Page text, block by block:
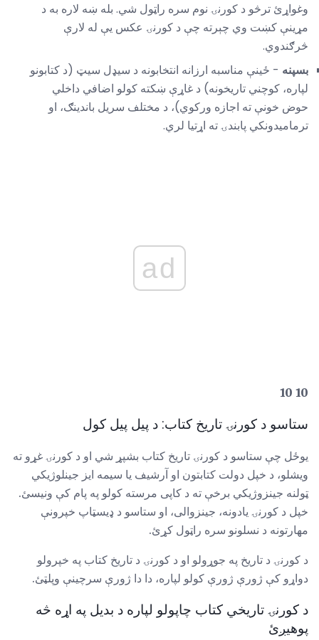
وغواړئ ترڅو د کورنۍ نوم سره راټول شي. بله ښه لاره به د
مړینې کښت وي چېرته چې د کورنۍ عکس یې له لارې
څرګندوي.
بسپنه - ځینې مناسبه ارزانه انتخابونه د سیډل سیټ (د کتابونو
لپاره، کوچني تاریخونه) د غاړې ښکته کولو اضافي داخلي
حوض خونې ته اجازه ورکوي)، د مختلف سریل باندینګ، او
ترمامیدونکي پابندۍ ته اړتیا لري.
ad
10 10
ستاسو د کورنۍ تاریخ کتاب: د پیل پیل کول
یوځل چې ستاسو د کورنۍ تاریخ کتاب بشپړ شي او د کورنۍ غړو ته
ویشلو، د خپل دولت کتابتون او آرشیف یا سیمه ایز جینلوژیکي
ټولنه جینزوژیکي برخې ته د کاپی مرسته کولو په پام کې ونیسئ.
خپل د کورنۍ یادونه، جینزوالی، او ستاسو د ډیسټاپ خپرونې
مهارتونه د نسلونو سره راټول کړئ.
د کورنۍ د تاریخ په جوړولو او د کورنۍ د تاریخ کتاب په خپرولو
دواړو کې ژورې ژورې کولو لپاره، دا دا ژورې سرچینې وپلټئ.
د کورنۍ تاریخي کتاب چاپولو لپاره د بدیل په اړه څه
پوهیږئ